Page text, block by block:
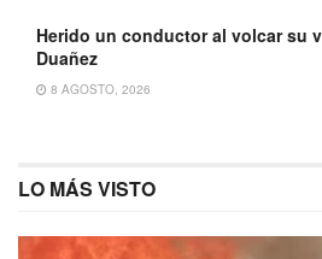
Herido un conductor al volcar su
Duañez
8 AGOSTO, 2026
LO MÁS VISTO